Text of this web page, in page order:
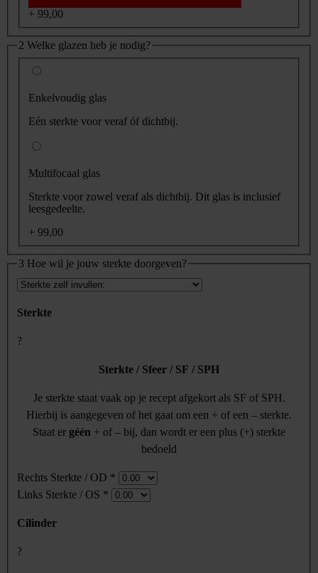
+ 99,00
2 Welke glazen heb je nodig?
Enkelvoudig glas
Eén sterkte voor veraf óf dichtbij.
Multifocaal glas
Sterkte voor zowel veraf als dichtbij. Dit glas is inclusief
leesgedeelte.
+ 99,00
3 Hoe wil je jouw sterkte doorgeven?
Sterkte
?
Sterkte / Sfeer / SF / SPH
Je sterkte staat vaak op je recept afgekort als SF of SPH.
Hierbij is aangegeven of het gaat om een + of een – sterkte.
Staat er géén + of – bij, dan wordt er een plus (+) sterkte
bedoeld
Rechts Sterkte / OD *
Links Sterkte / OS *
Cilinder
?